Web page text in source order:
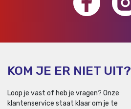
KOM JE ER NIET UIT?
Loop je vast of heb je vragen? Onze
klantenservice staat klaar om je te